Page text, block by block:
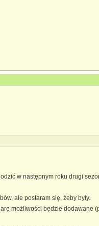
w następnym roku drugi
ale postaram się, żeby były.
możliwości będzie dodawane